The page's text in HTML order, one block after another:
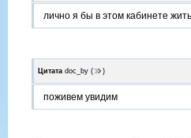
лично я бы в этом кабинете
Цитата doc_by ( )
поживем увидим